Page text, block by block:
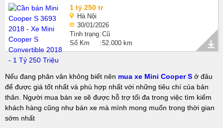
1 tỷ 250 tr
Hà Nội
30/01/2026
Tình trạng Cũ
Số Km
52.000 km
Nếu đang phân vân không biết nên mua xe Mini Cooper S ở đâu
để được giá tốt nhất và phù hợp nhất với những tiêu chí của bản
thân. Người mua bán xe sẽ được hỗ trợ tối đa trong việc tìm kiếm
khách hàng cũng như bán xe mà mình mong muốn trong thời gian
sớm nhất